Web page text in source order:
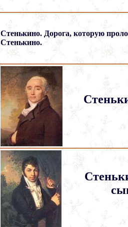
Стенькино. Дорога, которую
Стенькино.